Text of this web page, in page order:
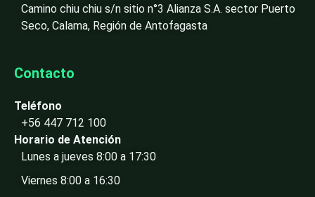
Camino chiu chiu s/n sitio n°3 Alianza S.A. sector Puerto
Seco, Calama, Región de Antofagasta
Contacto
Teléfono
+56 447 712 100
Horario de Atención
Lunes a jueves 8:00 a 17:30
Viernes 8:00 a 16:30